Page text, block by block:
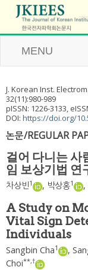
MENU
J. Korean Inst.
32(11):980-989
pISSN: 1226-3133,
DOI: https://doi.org/
논문/REGULAR
걸어 다니는 사
임 보상기법 연
차상빈1 , 박상홍1 ,
A Study on
Vital Sign
Individuals
Sangbin Cha1 ,
Choi**,†